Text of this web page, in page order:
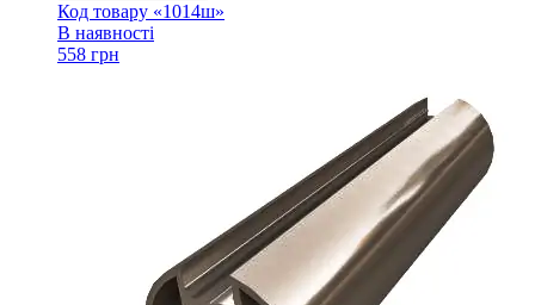
Код товару «1014ш»
В наявності
558 грн